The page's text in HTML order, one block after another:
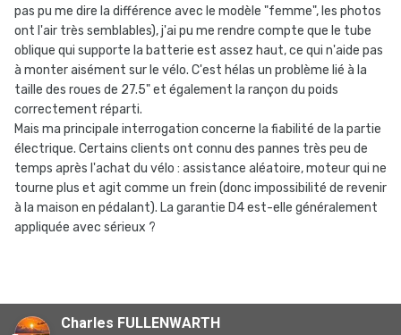
pas pu me dire la différence avec le modèle "femme", les photos
ont l'air très semblables), j'ai pu me rendre compte que le tube
oblique qui supporte la batterie est assez haut, ce qui n'aide pas
à monter aisément sur le vélo. C'est hélas un problème lié à la
taille des roues de 27.5" et également la rançon du poids
correctement réparti.
Mais ma principale interrogation concerne la fiabilité de la partie
électrique. Certains clients ont connu des pannes très peu de
temps après l'achat du vélo : assistance aléatoire, moteur qui ne
tourne plus et agit comme un frein (donc impossibilité de revenir
à la maison en pédalant). La garantie D4 est-elle généralement
appliquée avec sérieux ?
Charles FULLENWARTH